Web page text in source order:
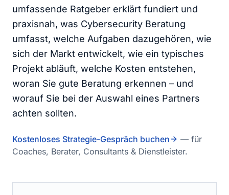
umfassende Ratgeber erklärt fundiert und
praxisnah, was Cybersecurity Beratung
umfasst, welche Aufgaben dazugehören, wie
sich der Markt entwickelt, wie ein typisches
Projekt abläuft, welche Kosten entstehen,
woran Sie gute Beratung erkennen – und
worauf Sie bei der Auswahl eines Partners
achten sollten.
Kostenloses Strategie-Gespräch buchen
— für
Coaches, Berater, Consultants & Dienstleister.